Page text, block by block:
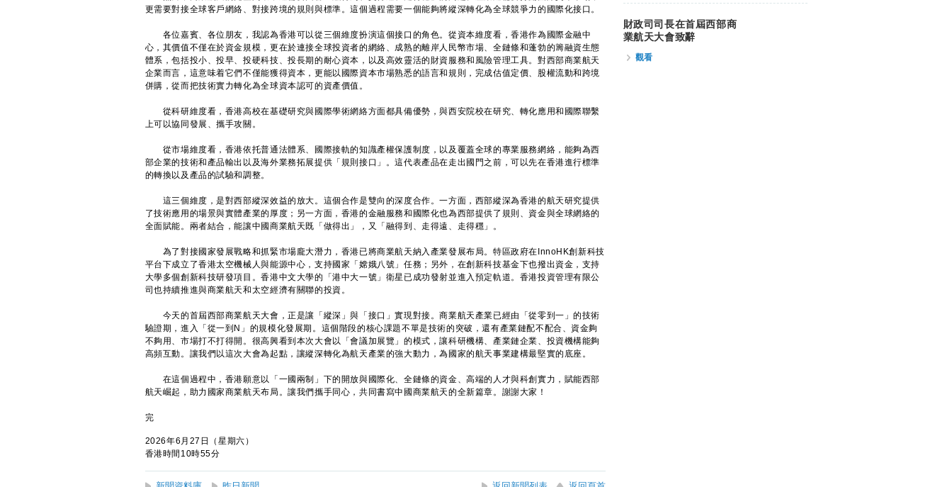
更需要對接全球客戶網絡、對接跨境的規則與標準。這個過程需要一個能夠將縱深轉化為全球競爭力的國際化接口。
各位嘉賓、各位朋友，我認為香港可以從三個維度扮演這個接口的角色。從資本維度看，香港作為國際金融中
心，其價值不僅在於資金規模，更在於連接全球投資者的網絡、成熟的離岸人民幣市場、全鏈條和蓬勃的籌融資生態
體系，包括投小、投早、投硬科技、投長期的耐心資本，以及高效靈活的財資服務和風險管理工具。對西部商業航天
企業而言，這意味着它們不僅能獲得資本，更能以國際資本市場熟悉的語言和規則，完成估值定價、股權流動和跨境
併購，從而把技術實力轉化為全球資本認可的資產價值。
從科研維度看，香港高校在基礎研究與國際學術網絡方面都具備優勢，與西安院校在研究、轉化應用和國際聯繫
上可以協同發展、攜手攻關。
從市場維度看，香港依托普通法體系、國際接軌的知識產權保護制度，以及覆蓋全球的專業服務網絡，能夠為西
部企業的技術和產品輸出以及海外業務拓展提供「規則接口」。這代表產品在走出國門之前，可以先在香港進行標準
的轉換以及產品的試驗和調整。
這三個維度，是對西部縱深效益的放大。這個合作是雙向的深度合作。一方面，西部縱深為香港的航天研究提供
了技術應用的場景與實體產業的厚度；另一方面，香港的金融服務和國際化也為西部提供了規則、資金與全球網絡的
全面賦能。兩者結合，能讓中國商業航天既「做得出」，又「融得到、走得遠、走得穩」。
為了對接國家發展戰略和抓緊市場龐大潛力，香港已將商業航天納入產業發展布局。特區政府在InnoHK創新科技
平台下成立了香港太空機械人與能源中心，支持國家「嫦娥八號」任務；另外，在創新科技基金下也撥出資金，支持
大學多個創新科技研發項目。香港中文大學的「港中大一號」衛星已成功發射並進入預定軌道。香港投資管理有限公
司也持續推進與商業航天和太空經濟有關聯的投資。
今天的首屆西部商業航天大會，正是讓「縱深」與「接口」實現對接。商業航天產業已經由「從零到一」的技術
驗證期，進入「從一到N」的規模化發展期。這個階段的核心課題不單是技術的突破，還有產業鏈配不配合、資金夠
不夠用、市場打不打得開。很高興看到本次大會以「會議加展覽」的模式，讓科研機構、產業鏈企業、投資機構能夠
高頻互動。讓我們以這次大會為起點，讓縱深轉化為航天產業的強大動力，為國家的航天事業建構最堅實的底座。
在這個過程中，香港願意以「一國兩制」下的開放與國際化、全鏈條的資金、高端的人才與科創實力，賦能西部
航天崛起，助力國家商業航天布局。讓我們攜手同心，共同書寫中國商業航天的全新篇章。謝謝大家！
完
2026年6月27日（星期六）
香港時間10時55分
財政司司長在首屆西部商
業航天大會致辭
觀看